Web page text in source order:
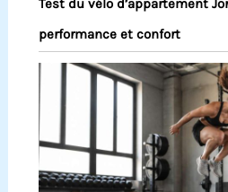
Test du vélo d’appartement
performance et confort